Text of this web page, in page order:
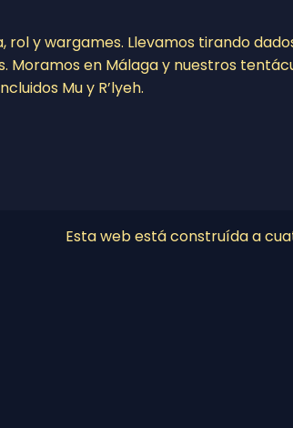
rol y wargames. Llevamos tirando
Moramos en Málaga y nuestros
Mu y R’lyeh.
Esta web está construída a